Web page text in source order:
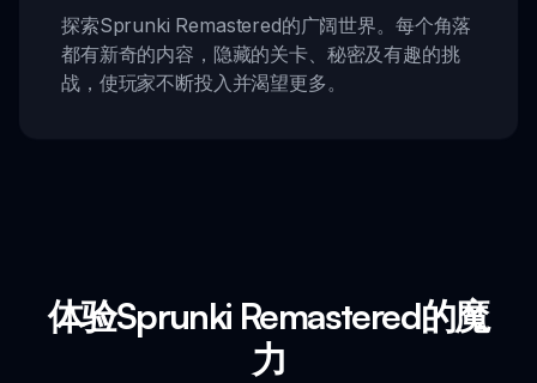
探索Sprunki Remastered的广阔世界。每个角落
都有新奇的内容，隐藏的关卡、秘密及有趣的挑
战，使玩家不断投入并渴望更多。
体验Sprunki Remastered的魔
力